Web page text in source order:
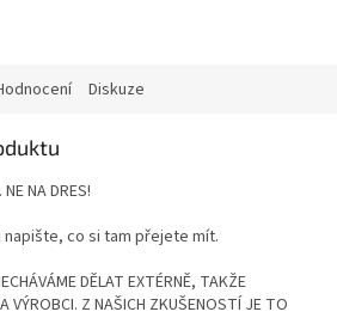
Diskuze
NA DRES!
napište, co si tam přejete mít.
DĚLAT EXTÉRNĚ, TAKŽE
VÝROBCI. Z NAŠICH ZKUŠENOSTÍ JE TO